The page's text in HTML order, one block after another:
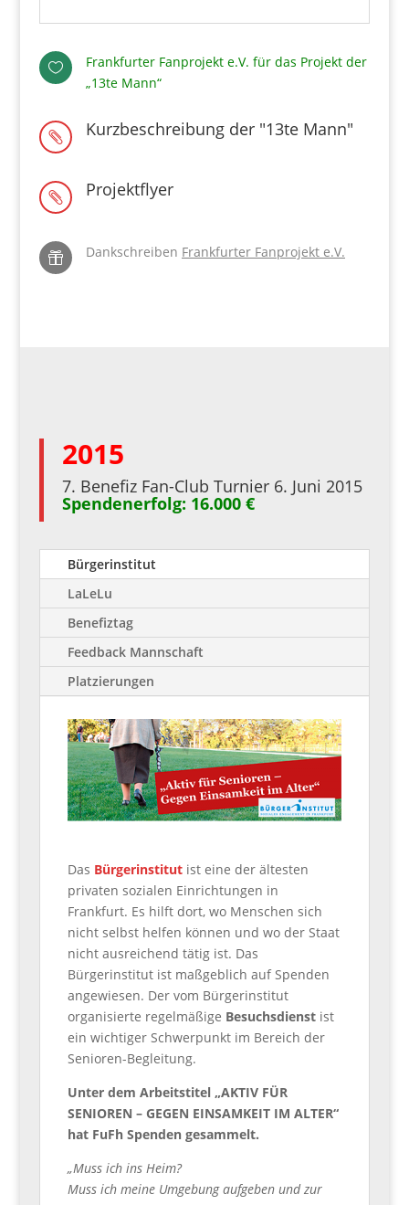

Frankfurter Fanprojekt e.V. für das Projekt der
„13te Mann“
 Kurzbeschreibung der "13te Mann"
 Projektflyer
 Dankschreiben Frankfurter Fanprojekt e.V.
2015
7. Benefiz Fan-Club Turnier 6. Juni 2015
Spendenerfolg: 16.000 €
Bürgerinstitut
LaLeLu
Benefiztag
Feedback Mannschaft
Platzierungen
Das Bürgerinstitutist eine der ältesten
privaten sozialen Einrichtungen in
Frankfurt. Es hilft dort, wo Menschen sich
nicht selbst helfen können und wo der Staat
nicht ausreichend tätig ist. Das
Bürgerinstitut ist maßgeblich auf Spenden
angewiesen. Der vom Bürgerinstitut
organisierte regelmäßige Besuchsdienstist
ein wichtiger Schwerpunkt im Bereich der
Senioren-Begleitung.
Unter dem Arbeitstitel „AKTIV FÜR
SENIOREN – GEGEN EINSAMKEIT IM ALTER“
hat FuFh Spenden gesammelt.
„Muss ich ins Heim?
Muss ich meine Umgebung aufgeben und zur